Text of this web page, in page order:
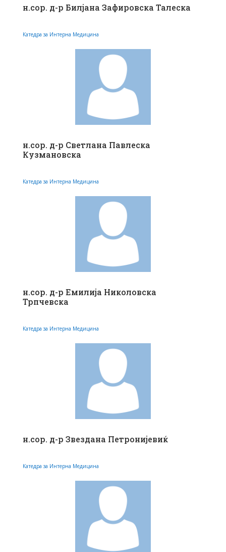
н.сор. д-р Билјана Зафировска Талеска
Катедра за Интерна Медицина
н.сор. д-р Светлана Павлеска
Кузмановска
Катедра за Интерна Медицина
н.сор. д-р Емилија Николовска
Трпчевска
Катедра за Интерна Медицина
н.сор. д-р Звездана Петронијевиќ
Катедра за Интерна Медицина